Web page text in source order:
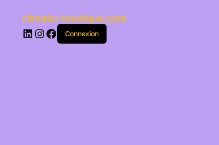
climatic-boutique.com
LinkedIn
Instagram
Facebook
Connexion